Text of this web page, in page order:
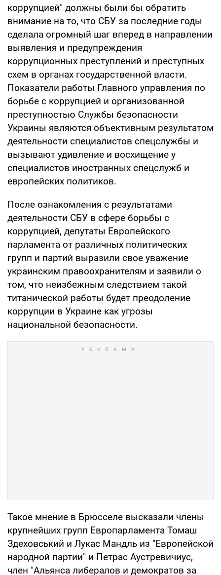
коррупцией" должны были бы обратить
внимание на то, что СБУ за последние годы
сделала огромный шаг вперед в направлении
выявления и предупреждения
коррупционных преступлений и преступных
схем в органах государственной власти.
Показатели работы Главного управления по
борьбе с коррупцией и организованной
преступностью Службы безопасности
Украины являются объективным результатом
деятельности специалистов спецслужбы и
вызывают удивление и восхищение у
специалистов иностранных спецслужб и
европейских политиков.
После ознакомления с результатами
деятельности СБУ в сфере борьбы с
коррупцией, депутаты Европейского
парламента от различных политических
групп и партий выразили свое уважение
украинским правоохранителям и заявили о
том, что неизбежным следствием такой
титанической работы будет преодоление
коррупции в Украине как угрозы
национальной безопасности.
Такое мнение в Брюсселе высказали члены
крупнейших групп Европарламента Томаш
Здеховський и Лукас Мандль из "Европейской
народной партии" и Петрас Аустревичиус,
член "Альянса либералов и демократов за